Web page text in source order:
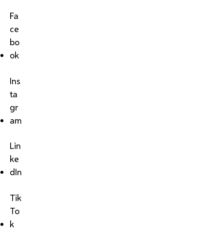
Fa
ce
bo
ok
Ins
ta
gr
am
Lin
ke
dIn
Tik
To
k